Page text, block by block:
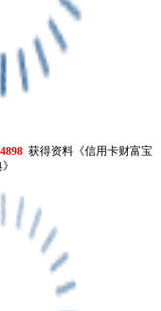
获得资料《信用卡财富宝